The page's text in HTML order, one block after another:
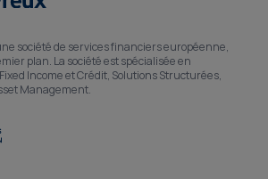
société de services financiers européenne,
plan. La société est spécialisée en
Income et Crédit, Solutions Structurées,
Management.